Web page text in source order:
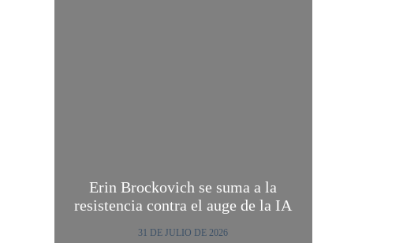
Erin Brockovich se suma a la
resistencia contra el auge de la IA
31 DE JULIO DE 2026